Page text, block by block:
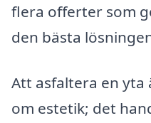
flera offerter som
den bästa
Att asfaltera en yta
om estetik; det